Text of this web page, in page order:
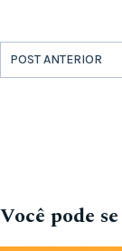
POST ANTERIOR
Você pode